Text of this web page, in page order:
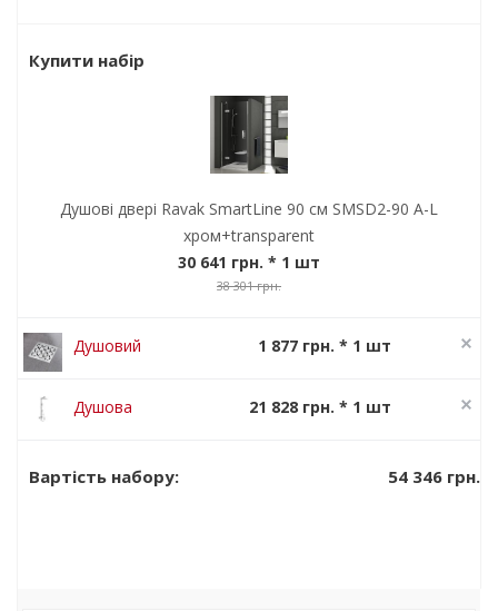
Купити набір
Душові двері Ravak SmartLine 90 см SMSD2-90 A-L
хром+transparent
30 641 грн. * 1 шт
38 301 грн.
Душовий
SN 501
1 877 грн. * 1 шт
Душова
093.00/150
21 828 грн. * 1 шт
Вартість набору: 54 346 грн.